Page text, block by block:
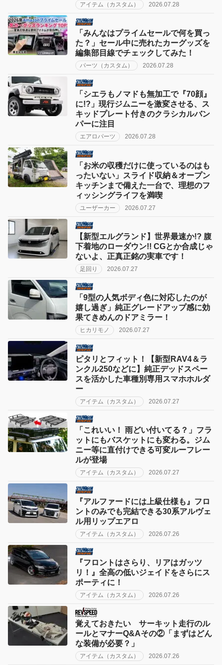
アイテム（カスタム） 2026.07.28
「みんなはプライムセールで何を買っ
た？」セール中に売れたカーグッズを
編集部目線でチェックしてみた！
パーツ（カスタム） 2026.07.28
「シエラもノマドも無加工で『70顔』
に!?」現行ジムニーを激変させる、ス
キッドプレート付きのクラシカルバン
パーに注目
エアロパーツ 2026.07.28
「お米の収穫だけに使っているのはも
ったいない」スライド収納＆オープン
キッチンまで備えた一台で、理想のフ
ィッシングライフを満喫
ユーザーカー 2026.07.27
【新型エルグランド】世界最速か!? 腹
下着地のローダウン!! CGとか合成じゃ
ないよ、正真正銘の実車です！
足回り 2026.07.27
「9型の人気ボディ色に対応したのが
嬉し過ぎ」純正グレードアップ感に効
果てきめんのドアミラー！
ヒカリモノ 2026.07.27
ピタリとフィット！【新型RAV4＆ラ
ンクル250などに】純正デッドスペー
スを活かした車種別専用スマホホルダ
ー
アイテム（カスタム） 2026.07.27
「これいい！ 雨どい付いてる？」フラ
ットにもバスケットにも変わる。ジム
ニー等に直付けできる可変ルーフレー
ルが登場
アイテム（カスタム） 2026.07.27
『アルファードには上級仕様も』フロ
ントのみでも完結できる30系アルヴェ
ル用リップエアロ
アイテム（カスタム） 2026.07.26
『フロントはさらり、リアはガッツ
リ！』全高の低いジェイドをさらにス
ポーティに！
アイテム（カスタム） 2026.07.26
覚えておきたい サーキット走行のル
ールとマナーQ&Aその②「まずはどん
な装備が必要？」
アイテム（カスタム） 2026.07.26